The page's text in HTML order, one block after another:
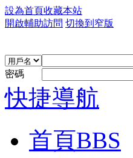
設為首頁收藏本站
開啟輔助訪問 切換到窄版
密碼
快捷導航
首頁BBS